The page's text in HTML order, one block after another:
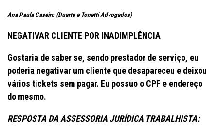
Ana Paula Caseiro (Duarte e Tonetti Advogados)
NEGATIVAR CLIENTE POR INADIMPLÊNCIA
Gostaria de saber se, sendo prestador de serviço, eu
poderia negativar um cliente que desapareceu e deixou
vários tickets sem pagar. Eu possuo o CPF e endereço
do mesmo.
RESPOSTA DA ASSESSORIA JURÍDICA TRABALHISTA: